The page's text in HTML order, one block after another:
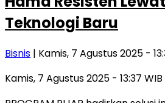
Teknologi Baru
Bisnis | Kamis, 7 Agustus 2025 -
Kamis, 7 Agustus 2025 - 13:37 WIB